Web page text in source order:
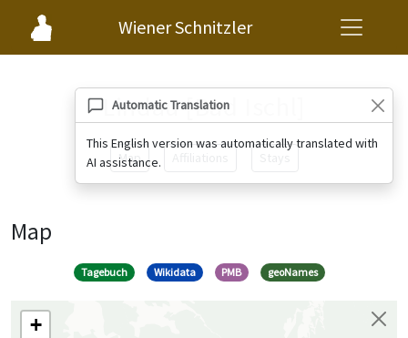
Wiener Schnitzler
Automatic Translation
This English version was automatically translated with
AI assistance.
Lindau [Bad Ischl]
Map
Map
Tagebuch Wikidata PMB geoNames
+